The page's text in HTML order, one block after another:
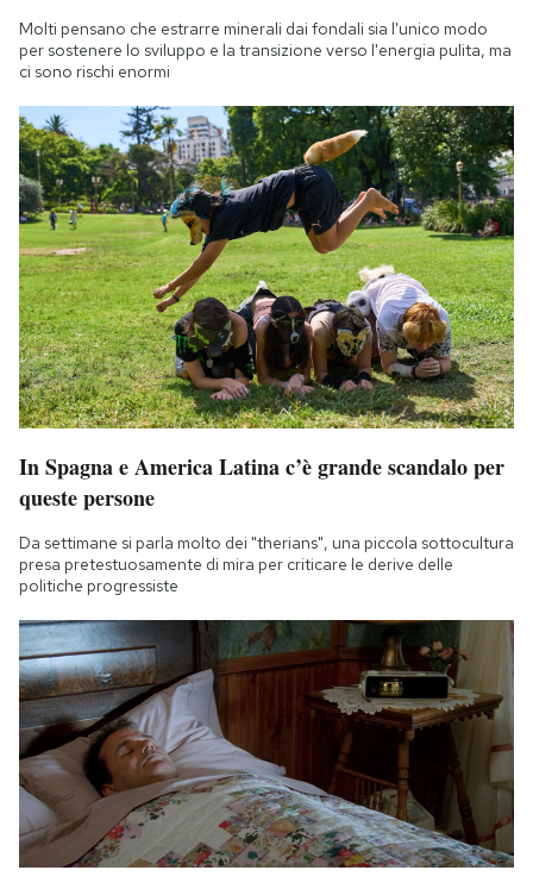
Molti pensano che estrarre minerali dai fondali sia l'unico modo
per sostenere lo sviluppo e la transizione verso l'energia pulita, ma
ci sono rischi enormi
In Spagna e America Latina c’è grande scandalo per
queste persone
Da settimane si parla molto dei "therians", una piccola sottocultura
presa pretestuosamente di mira per criticare le derive delle
politiche progressiste